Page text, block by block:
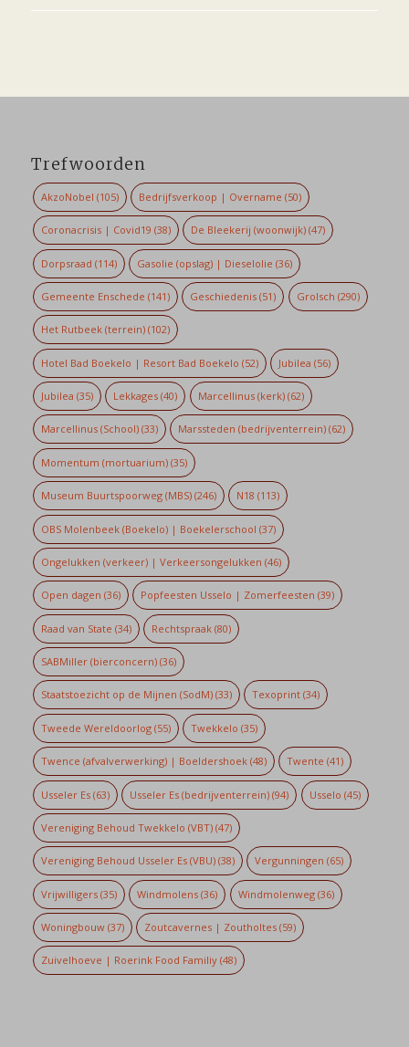
Trefwoorden
AkzoNobel (105) Bedrijfsverkoop | Overname (50)
Coronacrisis | Covid19 (38) De Bleekerij (woonwijk) (47)
Dorpsraad (114) Gasolie (opslag) | Dieselolie (36)
Gemeente Enschede (141) Geschiedenis (51) Grolsch (290)
Het Rutbeek (terrein)(102)
Hotel Bad Boekelo | Resort Bad Boekelo (52) Jubilea (56)
Jubilea (35) Lekkages (40) Marcellinus (kerk)(62)
Marcellinus (School)(33) Marssteden (bedrijventerrein) (62)
Momentum (mortuarium)(35)
Museum Buurtspoorweg (MBS)(246) N18 (113)
OBS Molenbeek (Boekelo) | Boekelerschool (37)
Ongelukken (verkeer) | Verkeersongelukken (46)
Open dagen (36) Popfeesten Usselo | Zomerfeesten (39)
Raad van State (34) Rechtspraak (80)
SABMiller (bierconcern)(36)
Staatstoezicht op de Mijnen (SodM)(33) Texoprint (34)
Tweede Wereldoorlog(55) Twekkelo (35)
Twence (afvalverwerking) | Boeldershoek(48) Twente (41)
Usseler Es(63) Usseler Es (bedrijventerrein) (94) Usselo (45)
Vereniging Behoud Twekkelo (VBT)(47)
Vereniging Behoud Usseler Es (VBU)(38) Vergunningen (65)
Vrijwilligers(35) Windmolens (36) Windmolenweg(36)
Woningbouw(37) Zoutcavernes | Zoutholtes (59)
Zuivelhoeve | Roerink Food Familiy(48)